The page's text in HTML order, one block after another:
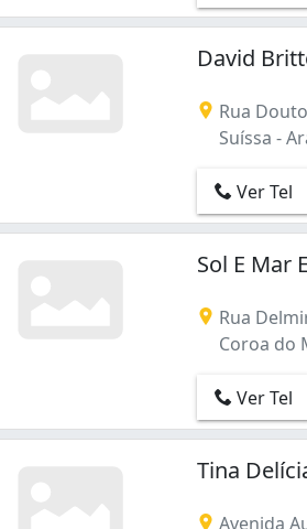
David
Rua
Suíssa -
Ver Tel
Sol E Mar
Rua
Coroa do
Ver Tel
Tina
Avenida